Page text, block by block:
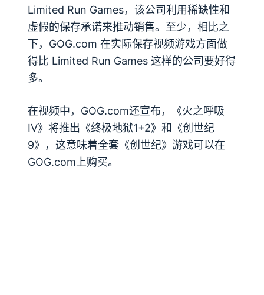
Limited Run Games，该公司利用稀缺性和
虚假的保存承诺来推动销售。至少，相比之
下，GOG.com 在实际保存视频游戏方面做
得比 Limited Run Games 这样的公司要好得
多。
在视频中，GOG.com还宣布，《火之呼吸
IV》将推出《终极地狱1+2》和《创世纪
9》，这意味着全套《创世纪》游戏可以在
GOG.com上购买。